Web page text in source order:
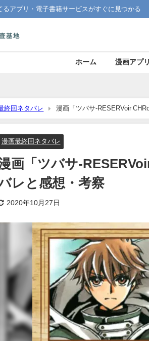
るアプリ・電子書籍サービスがすぐに見つかる
ホーム 漫画アプ
終回ネタバレ 漫画「ツバサ-RESERVoir
漫画最終回ネタバレ
画「ツバサ-
レと感想・考察
2020年10月27日